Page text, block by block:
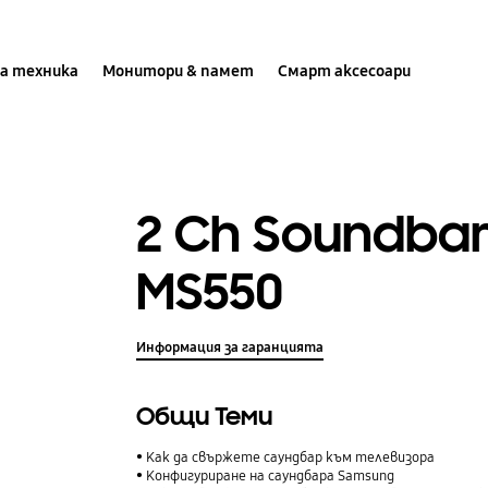
техника Монитори & памет Смарт аксесоари
2 Ch
MS550
Информация за гаранцията
Общи Теми
Как да свържете саундбар към телевизора
Конфигуриране на саундбара Samsung